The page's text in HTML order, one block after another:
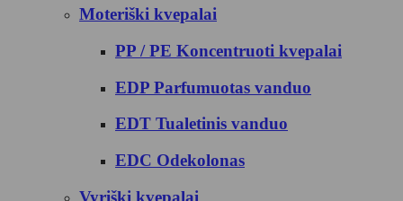
Moteriški kvepalai
PP / PE Koncentruoti kvepalai
EDP Parfumuotas vanduo
EDT Tualetinis vanduo
EDC Odekolonas
Vyriški kvepalai